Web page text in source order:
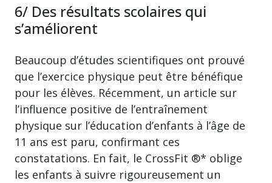
6/ Des résultats scolaires qui
s’améliorent
Beaucoup d’études scientifiques ont prouvé
que l’exercice physique peut être bénéfique
pour les élèves. Récemment, un article sur
l’influence positive de l’entraînement
physique sur l’éducation d’enfants à l’âge de
11 ans est paru, confirmant ces
constatations. En fait, le CrossFit ®* oblige
les enfants à suivre rigoureusement un